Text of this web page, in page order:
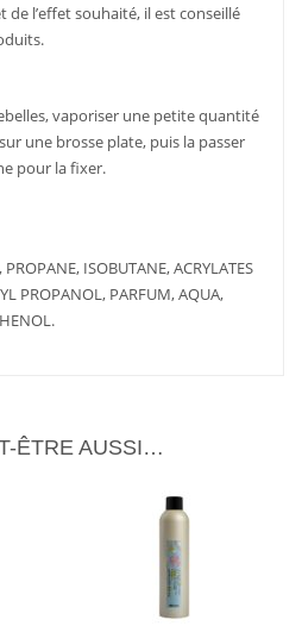
l’effet souhaité, il est conseillé
vaporiser une petite quantité
une brosse plate, puis la passer
pour la fixer.
ISOBUTANE, ACRYLATES
PROPANOL, PARFUM, AQUA,
ÊTRE AUSSI…
LIRE LA
PLUS